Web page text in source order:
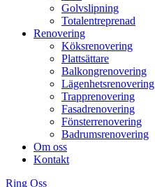
Golvslipning
Totalentreprenad
Renovering
Köksrenovering
Plattsättare
Balkongrenovering
Lägenhetsrenovering
Trapprenovering
Fasadrenovering
Fönsterrenovering
Badrumsrenovering
Om oss
Kontakt
Ring Oss